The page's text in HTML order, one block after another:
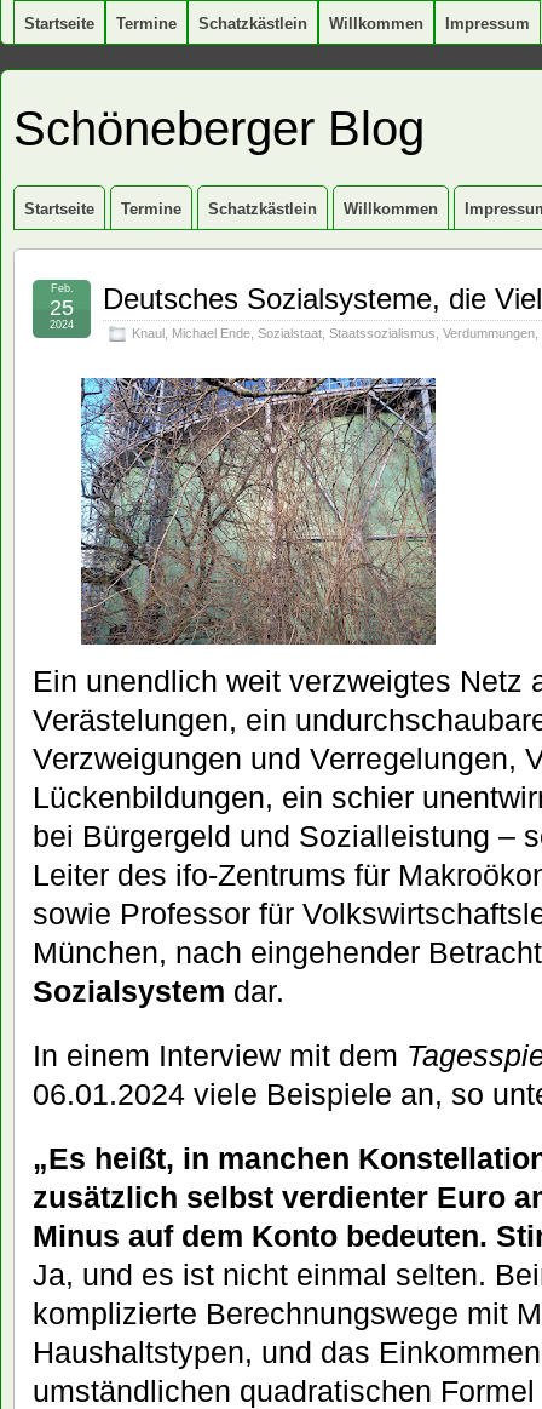
Startseite Termine Schatzkästlein Willkommen Impressum
Schöneberger Blog
Startseite Termine Schatzkästlein Willkommen
Deutsches Sozialsysteme, die
Knaul Michael Ende Sozialstaat Staatssozialismus Verdummungen
Feb.
25
2024
Ein unendlich weit verzweigtes Netz
Verästelungen, ein
Verzweigungen und Verregelungen,
Lückenbildungen, ein schier
bei Bürgergeld und Sozialleistung –
Leiter des ifo-Zentrums für
sowie Professor für
München, nach eingehender
Sozialsystem dar.
In einem Interview mit dem
06.01.2024 viele Beispiele an, so
„Es heißt, in manchen
zusätzlich selbst verdienter Euro
Minus auf dem Konto bedeuten.
Ja, und es ist nicht einmal selten.
komplizierte Berechnungswege mit
Haushaltstypen, und das
umständlichen quadratischen